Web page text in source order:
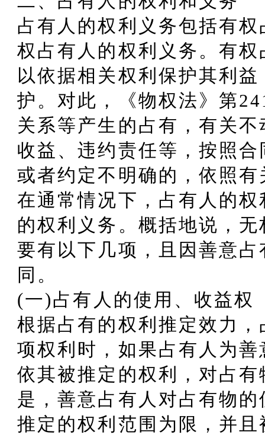
占有人的权利义务包括有
权占有人的权利义务。有
以依据相关权利保护其利
护。对此，《物权法》第
关系等产生的占有，有关
收益、违约责任等，按照
或者约定不明确的，依照
在通常情况下，占有人的
的权利义务。概括地说，
要有以下几项，且因善意
同。
(一)占有人的使用、收益权
根据占有的权利推定效力
项权利时，如果占有人为
依其被推定的权利，对占
是，善意占有人对占有物
推定的权利范围为限，并